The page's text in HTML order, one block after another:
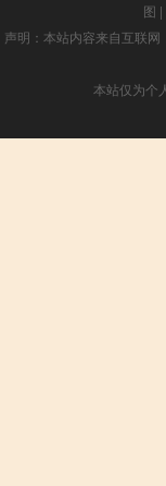
图 |
声明：本站内容来自互联
本站仅为个